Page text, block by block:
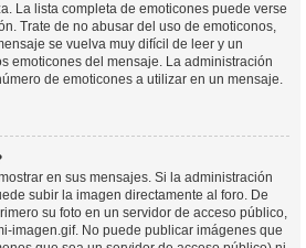
La lista completa de emoticones puede verse
Trate de no abusar del uso de emoticonos,
se vuelva muy difícil de leer y un
emoticones del mensaje. La administración
de emoticones a utilizar en un mensaje.
en sus mensajes. Si la administración
subir la imagen directamente al foro. De
su foto en un servidor de acceso público,
imagen.gif. No puede publicar imágenes que